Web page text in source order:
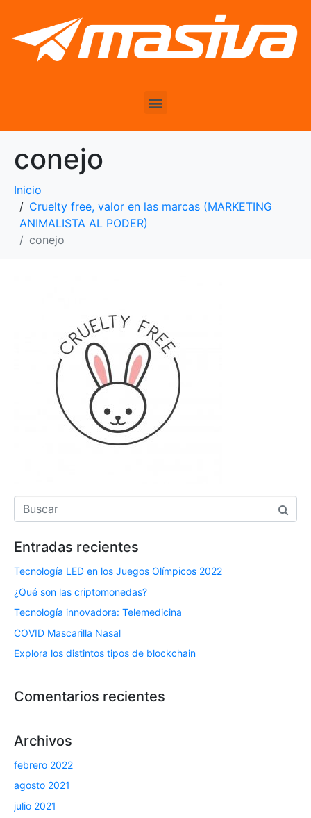
conejo
Inicio
Cruelty free, valor en las marcas (MARKETING
ANIMALISTA AL PODER)
conejo
Entradas recientes
Tecnología LED en los Juegos Olímpicos 2022
¿Qué son las criptomonedas?
Tecnología innovadora: Telemedicina
COVID Mascarilla Nasal
Explora los distintos tipos de blockchain
Comentarios recientes
Archivos
febrero 2022
agosto 2021
julio 2021